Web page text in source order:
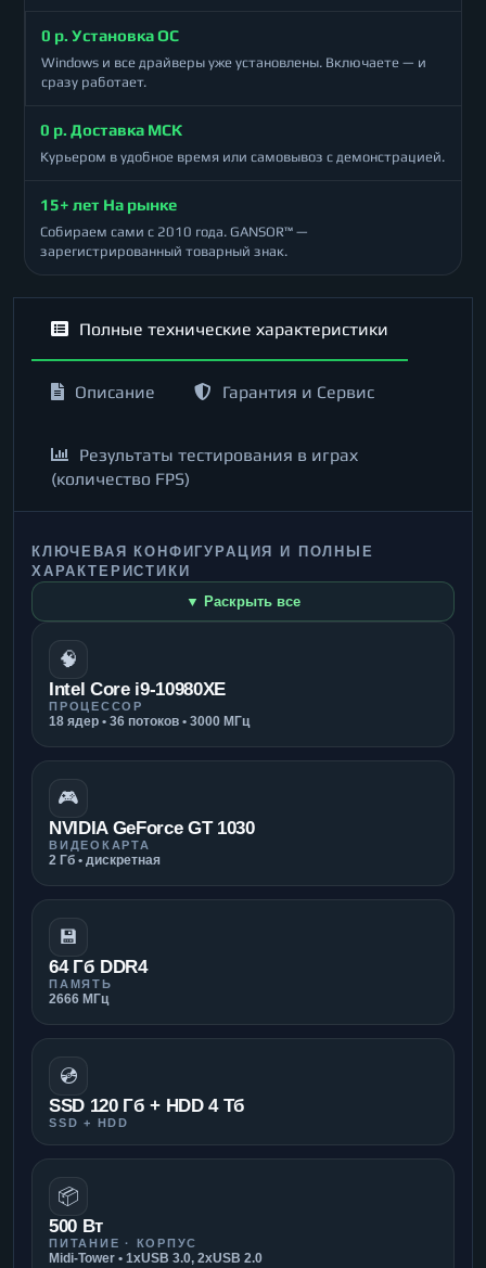
0 р. Установка ОС
Windows и все драйверы уже установлены. Включаете — и
сразу работает.
0 р. Доставка МСК
Курьером в удобное время или самовывоз с демонстрацией.
15+ лет На рынке
Собираем сами с 2010 года. GANSOR™ —
зарегистрированный товарный знак.
Полные технические характеристики
Описание Гарантия и Сервис
Результаты тестирования в играх
(количество FPS)
КЛЮЧЕВАЯ КОНФИГУРАЦИЯ И ПОЛНЫЕ
ХАРАКТЕРИСТИКИ
▼ Раскрыть все
🧠
Intel Core i9-10980XE
ПРОЦЕССОР
18 ядер • 36 потоков • 3000 МГц
🎮
NVIDIA GeForce GT 1030
ВИДЕОКАРТА
2 Гб • дискретная
💾
64 Гб DDR4
ПАМЯТЬ
2666 МГц
💿
SSD 120 Гб + HDD 4 Тб
SSD + HDD
📦
500 Вт
ПИТАНИЕ · КОРПУС
Midi-Tower • 1xUSB 3.0, 2xUSB 2.0